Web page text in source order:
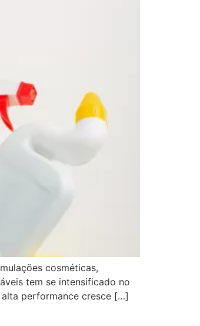
cosméticas,
tem se intensificado no
performance cresce […]